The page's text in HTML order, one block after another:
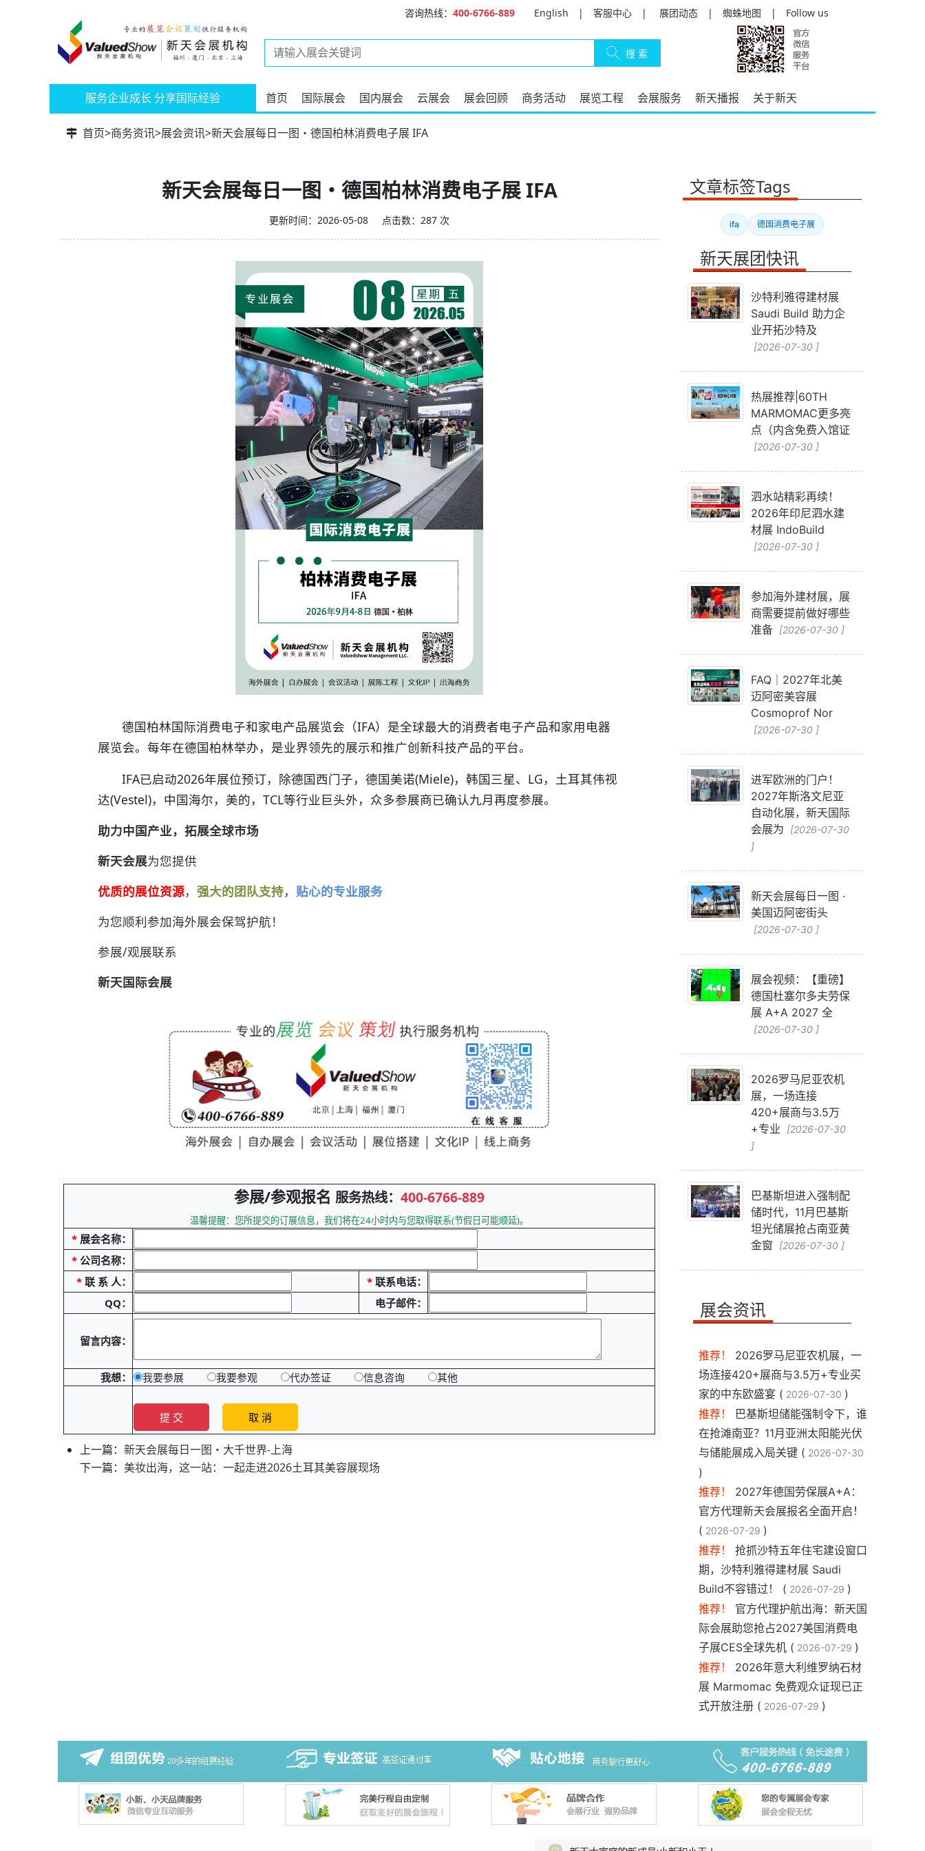
咨询热线： 400-6766-889 English | 客服中心 | 展团动态 | 蜘蛛地图 | Follow us
服务企业成长 分享国际经验 首页 国际展会 国内展会 云展会 展会回顾 商务活动 展览工程 会展服务 新天播报 关于新天
首页>商务资讯>展会资讯>新天会展每日一图・德国柏林消费电子展 IFA
新天会展每日一图・德国柏林消费电子展 IFA
更新时间：2026-05-08 点击数：287 次
德国柏林国际消费电子和家电产品展览会（IFA）是全球最大的消费者电子产品和家用电器
展览会。每年在德国柏林举办，是业界领先的展示和推广创新科技产品的平台。
IFA已启动2026年展位预订，除德国西门子，德国美诺(Miele)，韩国三星、LG，土耳其伟视
达(Vestel)，中国海尔，美的，TCL等行业巨头外，众多参展商已确认九月再度参展。
助力中国产业，拓展全球市场
新天会展为您提供
优质的展位资源， 强大的团队支持， 贴心的专业服务
为您顺利参加海外展会保驾护航！
参展/观展联系
新天国际会展
参展/参观报名 服务热线： 400-6766-889
温馨提醒：您所提交的订展信息，我们将在24小时内与您取得联系(节假日可能顺延)。
* 展会名称：
* 公司名称：
* 联 系 人： * 联系电话：
QQ：
电子邮件：
留言内容：
我想： 我要参展 我要参观 代办签证 信息咨询 其他
上一篇： 新天会展每日一图・大千世界-上海
下一篇： 美妆出海，这一站：一起走进2026土耳其美容展现场
文章标签Tags
ifa 德国消费电子展
新天展团快讯
沙特利雅得建材展
Saudi Build 助力企
业开拓沙特及
[2026-07-30 ]
热展推荐|60TH
MARMOMAC更多亮
点（内含免费入馆证
[2026-07-30 ]
泗水站精彩再续！
2026年印尼泗水建
材展 IndoBuild
[2026-07-30 ]
参加海外建材展，展
商需要提前做好哪些
准备 [2026-07-30 ]
FAQ｜2027年北美
迈阿密美容展
Cosmoprof Nor
[2026-07-30 ]
进军欧洲的门户！
2027年斯洛文尼亚
自动化展，新天国际
会展为
[2026-07-30
]
新天会展每日一图 ·
美国迈阿密街头
[2026-07-30 ]
展会视频：【重磅】
德国杜塞尔多夫劳保
展 A+A 2027 全
[2026-07-30 ]
2026罗马尼亚农机
展，一场连接
420+展商与3.5万
+专业
[2026-07-30
]
巴基斯坦进入强制配
储时代，11月巴基斯
坦光储展抢占南亚黄
金窗
[2026-07-30 ]
展会资讯
推荐！
2026罗马尼亚农机展，一
场连接420+展商与3.5万+专业买
家的中东欧盛宴 ( 2026-07-30 )
推荐！
巴基斯坦储能强制令下，谁
在抢滩南亚？11月亚洲太阳能光伏
与储能展成入局关键 ( 2026-07-30
)
推荐！
2027年德国劳保展A+A：
官方代理新天会展报名全面开启！
( 2026-07-29 )
推荐！
抢抓沙特五年住宅建设窗口
期，沙特利雅得建材展 Saudi
Build不容错过！ ( 2026-07-29 )
推荐！
官方代理护航出海：新天国
际会展助您抢占2027美国消费电
子展CES全球先机 ( 2026-07-29 )
推荐！
2026年意大利维罗纳石材
展 Marmomac 免费观众证现已正
式开放注册 ( 2026-07-29 )